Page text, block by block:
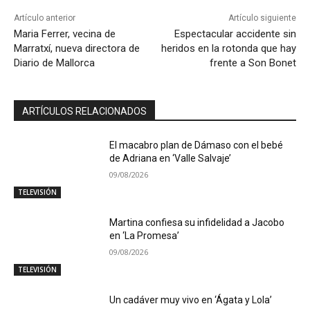
Artículo anterior
Maria Ferrer, vecina de
Marratxí, nueva directora de
Diario de Mallorca
Artículo siguiente
Espectacular accidente sin
heridos en la rotonda que hay
frente a Son Bonet
ARTÍCULOS RELACIONADOS
TELEVISIÓN
El macabro plan de Dámaso con el bebé
de Adriana en ‘Valle Salvaje’
09/08/2026
TELEVISIÓN
Martina confiesa su infidelidad a Jacobo
en ‘La Promesa’
09/08/2026
Un cadáver muy vivo en ‘Ágata y Lola’